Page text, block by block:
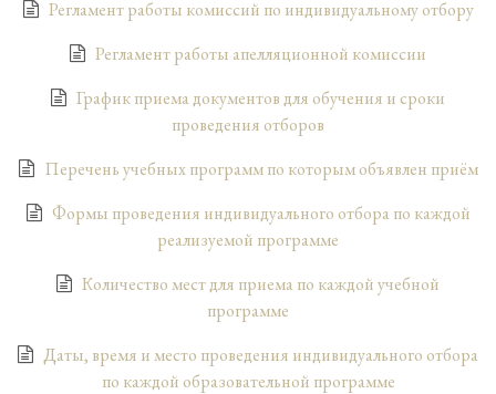
Регламент работы комиссий по индивидуальному отбору
Регламент работы апелляционной комиссии
График приема документов для обучения и сроки
проведения отборов
Перечень учебных программ по которым объявлен приём
Формы проведения индивидуального отбора по каждой
реализуемой программе
Количество мест для приема по каждой учебной
программе
Даты, время и место проведения индивидуального отбора
по каждой образовательной программе